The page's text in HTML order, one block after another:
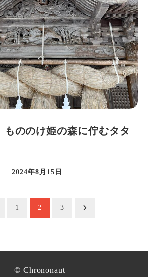
ののけ姫の森に佇むタタ
投稿日
2024年8月15日
1 2 3
©︎ Chrononaut